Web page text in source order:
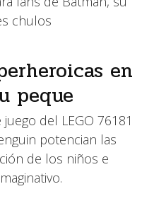
chulos
en
peque
del LEGO 76181
potencian las
de los niños e